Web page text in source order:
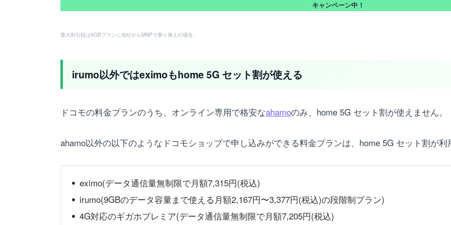
キャンペーン中！
最大割引額は9GBプランに他社からMNPで乗り換えの場合。
irumo以外ではeximoもhome 5G セット割が使える
ドコモの料金プランのうち、オンライン専用で格安なahamoのみ、home 5G セット割が使えません。
ahamo以外の以下のようなドコモショップで申し込みができる料金プランは、home 5G セット割が利
eximo(データ通信量無制限で月額7,315円(税込)
irumo(9GBのデータ容量まで使える月額2,167円〜3,377円(税込)の段階制プラン)
4G対応のギガホプレミア(データ通信量無制限で月額7,205円(税込)